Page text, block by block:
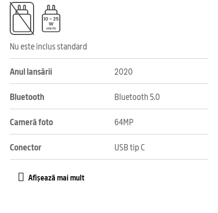
Nu este inclus standard
Anul lansării 2020
Bluetooth Bluetooth 5.0
Cameră foto 64MP
Conector USB tip C